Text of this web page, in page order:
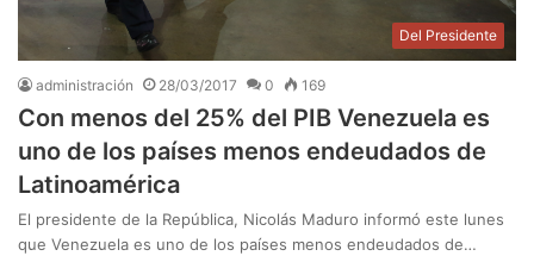
Del Presidente
administración 28/03/2017 0 169
Con menos del 25% del PIB Venezuela es
uno de los países menos endeudados de
Latinoamérica
El presidente de la República, Nicolás Maduro informó este lunes
que Venezuela es uno de los países menos endeudados de…